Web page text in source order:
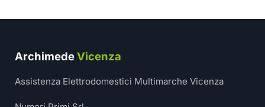
ArchimedeVicenza
Assistenza Elettrodomestici Multimarche Vicenza